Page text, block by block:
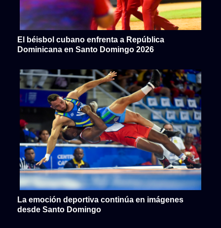
El béisbol cubano enfrenta a República
Dominicana en Santo Domingo 2026
La emoción deportiva continúa en imágenes
desde Santo Domingo